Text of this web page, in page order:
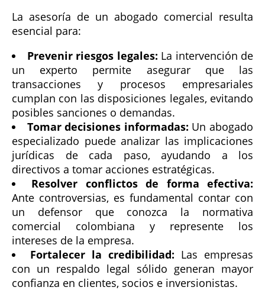
La asesoría de un abogado comercial resulta
esencial para:
Prevenir riesgos legales: La intervención de
un experto permite asegurar que las
transacciones y procesos empresariales
cumplan con las disposiciones legales, evitando
posibles sanciones o demandas.
Tomar decisiones informadas: Un abogado
especializado puede analizar las implicaciones
jurídicas de cada paso, ayudando a los
directivos a tomar acciones estratégicas.
Resolver conflictos de forma efectiva:
Ante controversias, es fundamental contar con
un defensor que conozca la normativa
comercial colombiana y represente los
intereses de la empresa.
Fortalecer la credibilidad: Las empresas
con un respaldo legal sólido generan mayor
confianza en clientes, socios e inversionistas.